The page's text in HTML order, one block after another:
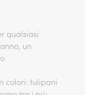
qualsiasi
un
colori: tulipani